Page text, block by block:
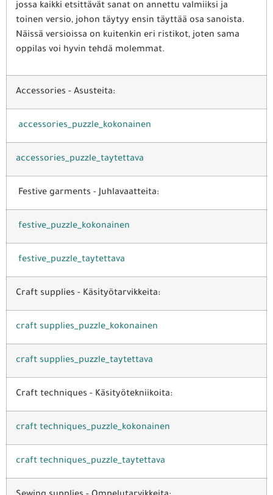
jossa kaikki etsittävät sanat on annettu valmiiksi ja
toinen versio, johon täytyy ensin täyttää osa sanoista.
Näissä versioissa on kuitenkin eri ristikot, joten sama
oppilas voi hyvin tehdä molemmat.
Accessories - Asusteita:
accessories_puzzle_kokonainen
accessories_puzzle_taytettava
Festive garments - Juhlavaatteita:
festive_puzzle_kokonainen
festive_puzzle_taytettava
Craft supplies - Käsityötarvikkeita:
craft supplies_puzzle_kokonainen
craft supplies_puzzle_taytettava
Craft techniques - Käsityötekniikoita:
craft techniques_puzzle_kokonainen
craft techniques_puzzle_taytettava